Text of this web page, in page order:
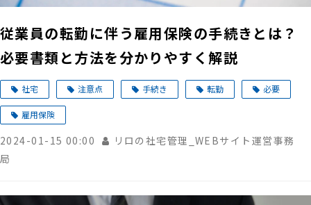
従業員の転勤に伴う雇用保険の手続きとは？
必要書類と方法を分かりやすく解説
社宅 注意点 手続き 転勤 必要
雇用保険
2024-01-15 00:00
リロの社宅管理_WEBサイト運営事務
局